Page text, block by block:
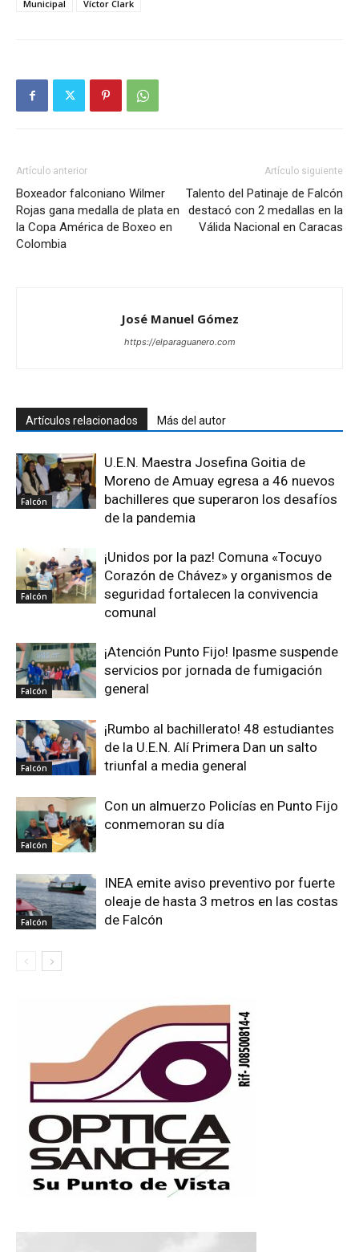
Municipal Víctor Clark
Artículo anterior
Boxeador falconiano Wilmer
Rojas gana medalla de plata en
la Copa América de Boxeo en
Colombia
Artículo siguiente
Talento del Patinaje de Falcón
destacó con 2 medallas en la
Válida Nacional en Caracas
José Manuel Gómez
https://elparaguanero.com
Artículos relacionados Más del autor
Falcón
U.E.N. Maestra Josefina Goitia de
Moreno de Amuay egresa a 46 nuevos
bachilleres que superaron los desafíos
de la pandemia
Falcón
¡Unidos por la paz! Comuna «Tocuyo
Corazón de Chávez» y organismos de
seguridad fortalecen la convivencia
comunal
Falcón
¡Atención Punto Fijo! Ipasme suspende
servicios por jornada de fumigación
general
Falcón
¡Rumbo al bachillerato! 48 estudiantes
de la U.E.N. Alí Primera Dan un salto
triunfal a media general
Falcón
Con un almuerzo Policías en Punto Fijo
conmemoran su día
Falcón
INEA emite aviso preventivo por fuerte
oleaje de hasta 3 metros en las costas
de Falcón